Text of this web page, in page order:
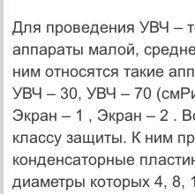
Для проведения УВЧ –
аппараты малой,
ним относятся такие
УВЧ – 30, УВЧ – 70
Экран – 1 , Экран – 2 .
классу защиты. К ним
конденсаторные
диаметры которых 4, 8,